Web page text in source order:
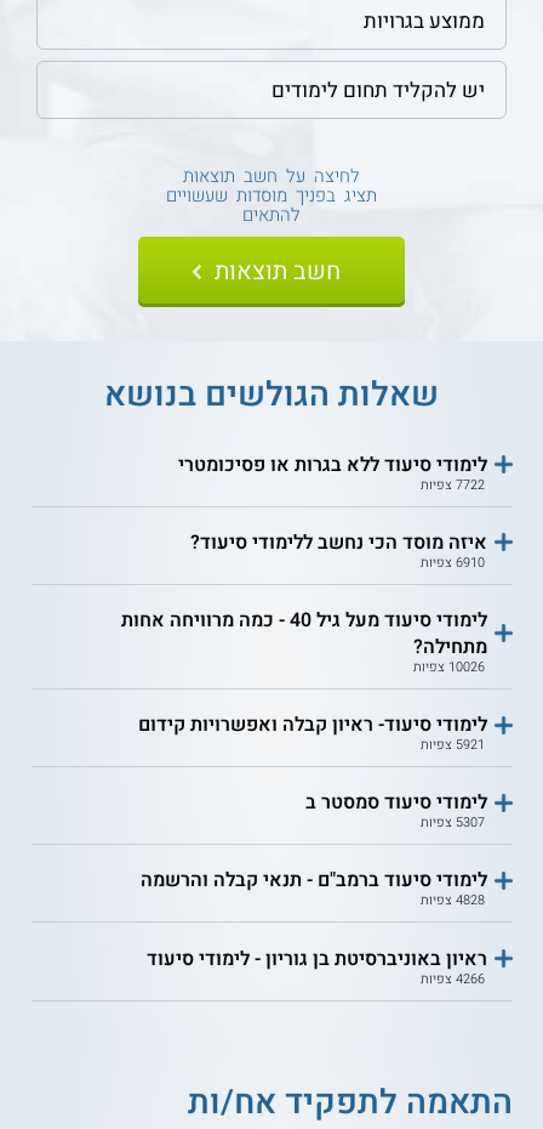
לחיצה על חשב תוצאות
תציג בפניך מוסדות שעשויים
להתאים
שאלות הגולשים בנושא
לימודי סיעוד ללא בגרות או פסיכומטרי
7722 צפיות
איזה מוסד הכי נחשב ללימודי סיעוד?
6910 צפיות
לימודי סיעוד מעל גיל 40 - כמה מרוויחה אחות
מתחילה?
10026 צפיות
לימודי סיעוד- ראיון קבלה ואפשרויות קידום
5921 צפיות
לימודי סיעוד סמסטר ב
5307 צפיות
לימודי סיעוד ברמב"ם - תנאי קבלה והרשמה
4828 צפיות
ראיון באוניברסיטת בן גוריון - לימודי סיעוד
4266 צפיות
התאמה לתפקיד אח/ות